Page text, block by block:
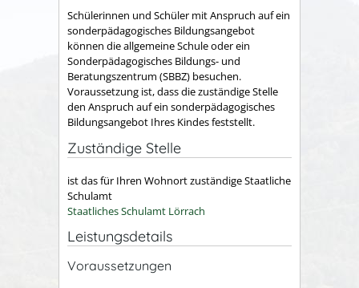
Schülerinnen und Schüler mit Anspruch auf ein
sonderpädagogisches Bildungsangebot
können die allgemeine Schule oder ein
Sonderpädagogisches Bildungs- und
Beratungszentrum (SBBZ) besuchen.
Voraussetzung ist, dass die zuständige Stelle
den Anspruch auf ein sonderpädagogisches
Bildungsangebot Ihres Kindes feststellt.
Zuständige Stelle
ist das für Ihren Wohnort zuständige Staatliche
Schulamt
Staatliches Schulamt Lörrach
Leistungsdetails
Voraussetzungen